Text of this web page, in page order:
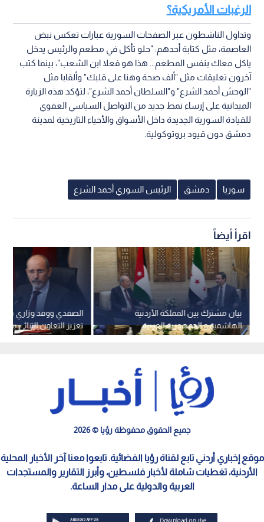
الرغبات الأمريكية؟
وتداول الناشطون عبر الصفحات السورية عبارات تعكس نبض
العاصمة، مثل كتابة أحدهم: "حلو تأكل في مطعم والرئيس يدخل
ياكل معاك بنفس المطعم... هذا هو فعلا ابن الشعب"، بينما كتب
آخرون تعليقات مثل "ألف صحة وهنا على قلبك" وألقابا مثل
"الوحش أحمد الشرع" و"السلطان أحمد الشرع"، لتؤكد هذه الزيارة
الميدانية على إرساء نمط جديد من التواصل السياسي العفوي
للقيادة السورية الجديدة داخل الأسواق والأحياء التاريخية لمدينة
دمشق دون قيود بروتوكولية.
سوريا دمشق الرئيس السوري أحمد الشرع
اقرأ أيضاً
الصفدي ووفد وزاري
تعزيز التعاون الثنائي بين
الشقيقين
بيان مشترك بين المملكة الأردنية
الهاشمية و الجمهورية العربية
السورية
جميع الحقوق محفوظة رؤيا © 2026
موقع إخباري أردني تابع لقناة رؤيا الفضائية. تابعوا معنا آخر الأخبار المحلية
الأردنية، تغطيات شاملة لأخبار فلسطين، وأبرز التقارير والمستجدات
العربية والدولية على مدار الساعة.